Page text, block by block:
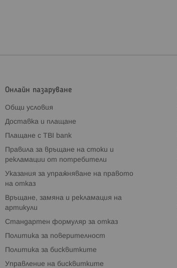
Онлайн пазаруване
Общи условия
Доставка и плащане
Плащане с TBI bank
Правила за връщане на стоки и
рекламации от потребители
Указания за упражняване на правото
на отказ
Връщане, замяна и рекламация на
артикули
Стандартен формуляр за отказ
Политика за поверителност
Политика за бисквитките
Управление на бисквитките